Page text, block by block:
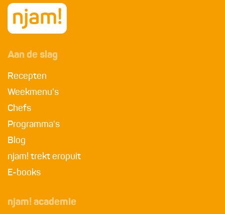
Aan de slag
Recepten
Weekmenu's
Chefs
Programma's
Blog
njam! trekt eropuit
E-books
njam! academie